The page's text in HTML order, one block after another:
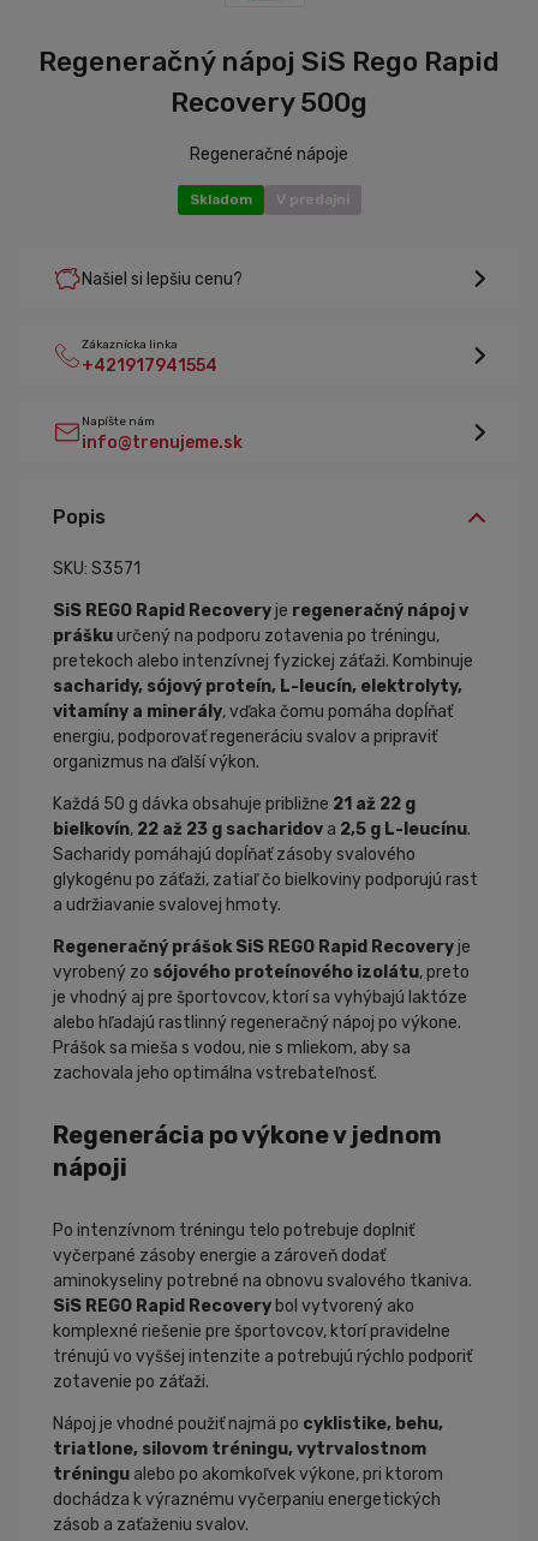
Regeneračný nápoj SiS Rego Rapid
Recovery 500g
Regeneračné nápoje
Skladom V predajni
Našiel si lepšiu cenu?
Zákaznícka linka
+421917941554
Napíšte nám
info@trenujeme.sk
Popis
SKU: S3571
SiS REGO Rapid Recoveryje regeneračný nápoj v
práškuurčený na podporu zotavenia po tréningu,
pretekoch alebo intenzívnej fyzickej záťaži. Kombinuje
sacharidy, sójový proteín, L-leucín, elektrolyty,
vitamíny a minerály, vďaka čomu pomáha dopĺňať
energiu, podporovať regeneráciu svalov a pripraviť
organizmus na ďalší výkon.
Každá 50 g dávka obsahuje približne 21 až 22 g
bielkovín, 22 až 23 g sacharidov a 2,5 g L-leucínu.
Sacharidy pomáhajú dopĺňať zásoby svalového
glykogénu po záťaži, zatiaľ čo bielkoviny podporujú rast
a udržiavanie svalovej hmoty.
Regeneračný prášok SiS REGO Rapid Recoveryje
vyrobený zo sójového proteínového izolátu, preto
je vhodný aj pre športovcov, ktorí sa vyhýbajú laktóze
alebo hľadajú rastlinný regeneračný nápoj po výkone.
Prášok sa mieša s vodou, nie s mliekom, aby sa
zachovala jeho optimálna vstrebateľnosť.
Regenerácia po výkone v jednom
nápoji
Po intenzívnom tréningu telo potrebuje doplniť
vyčerpané zásoby energie a zároveň dodať
aminokyseliny potrebné na obnovu svalového tkaniva.
SiS REGO Rapid Recovery bol vytvorený ako
komplexné riešenie pre športovcov, ktorí pravidelne
trénujú vo vyššej intenzite a potrebujú rýchlo podporiť
zotavenie po záťaži.
Nápoj je vhodné použiť najmä po cyklistike, behu,
triatlone, silovom tréningu, vytrvalostnom
tréningu alebo po akomkoľvek výkone, pri ktorom
dochádza k výraznému vyčerpaniu energetických
zásob a zaťaženiu svalov.